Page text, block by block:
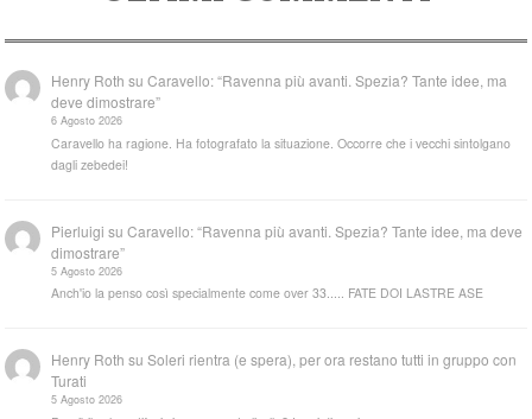
Henry Roth suCaravello: “Ravenna più avanti. Spezia? Tante idee, ma
deve dimostrare”
6 Agosto 2026
Caravello ha ragione. Ha fotografato la situazione. Occorre che i vecchi sintolgano
dagli zebedei!
Pierluigi suCaravello: “Ravenna più avanti. Spezia? Tante idee, ma deve
dimostrare”
5 Agosto 2026
Anch'io la penso così specialmente come over 33..... FATE DOI LASTRE ASE
Henry Roth suSoleri rientra (e spera), per ora restano tutti in gruppo con
Turati
5 Agosto 2026